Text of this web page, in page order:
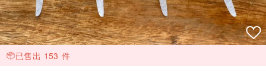
已售出 153 件